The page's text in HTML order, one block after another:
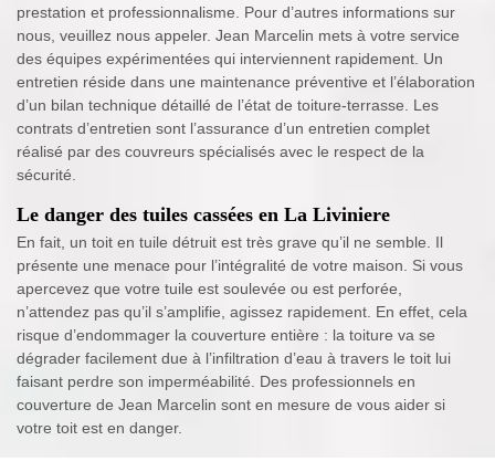
prestation et professionnalisme. Pour d’autres informations sur
nous, veuillez nous appeler. Jean Marcelin mets à votre service
des équipes expérimentées qui interviennent rapidement. Un
entretien réside dans une maintenance préventive et l’élaboration
d’un bilan technique détaillé de l’état de toiture-terrasse. Les
contrats d’entretien sont l’assurance d’un entretien complet
réalisé par des couvreurs spécialisés avec le respect de la
sécurité.
Le danger des tuiles cassées en La Liviniere
En fait, un toit en tuile détruit est très grave qu’il ne semble. Il
présente une menace pour l’intégralité de votre maison. Si vous
apercevez que votre tuile est soulevée ou est perforée,
n’attendez pas qu’il s’amplifie, agissez rapidement. En effet, cela
risque d’endommager la couverture entière : la toiture va se
dégrader facilement due à l’infiltration d’eau à travers le toit lui
faisant perdre son imperméabilité. Des professionnels en
couverture de Jean Marcelin sont en mesure de vous aider si
votre toit est en danger.